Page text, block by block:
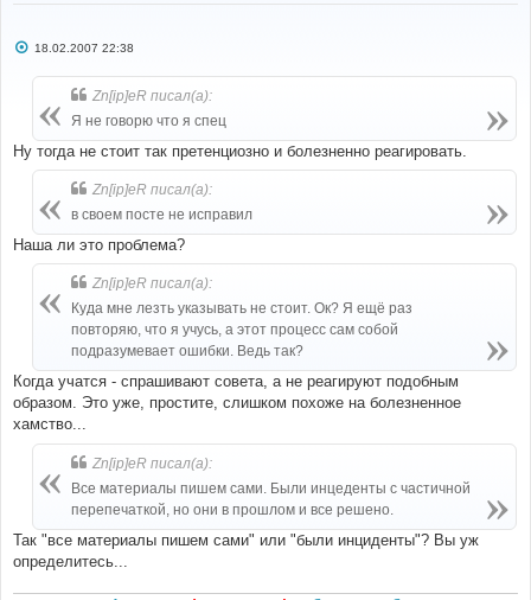
С18.02.2007 22:38
Zn[ip]eR писал(а):
Я не говорю что я спец
Ну тогда не стоит так претенциозно и болезненно реагировать.
Zn[ip]eR писал(а):
в своем посте не исправил
Наша ли это проблема?
Zn[ip]eR писал(а):
Куда мне лезть указывать не стоит. Ок? Я ещё раз
повторяю, что я учусь, а этот процесс сам собой
подразумевает ошибки. Ведь так?
Когда учатся - спрашивают совета, а не реагируют подобным
образом. Это уже, простите, слишком похоже на болезненное
хамство...
Zn[ip]eR писал(а):
Все материалы пишем сами. Были инцеденты с частичной
перепечаткой, но они в прошлом и все решено.
Так "все материалы пишем сами" или "были инциденты"? Вы уж
определитесь...